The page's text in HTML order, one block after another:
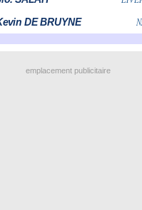
emplacement publicitaire